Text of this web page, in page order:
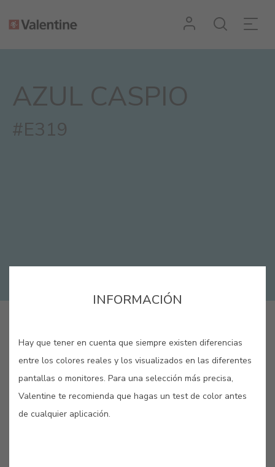
AZUL CASPIO
#E319
AZUL CASPIO #E319
INFORMACIÓN
Hay que tener en cuenta que siempre existen diferencias
entre los colores reales y los visualizados en las diferentes
pantallas o monitores. Para una selección más precisa,
Valentine te recomienda que hagas un test de color antes
de cualquier aplicación.